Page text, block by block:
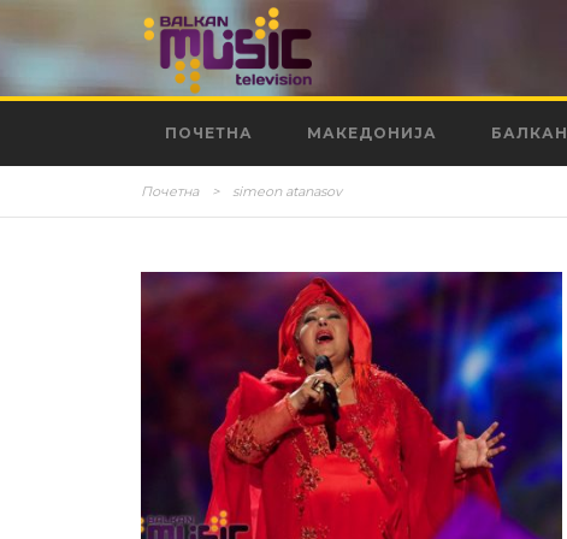
ПОЧЕТНА МАКЕДОНИЈА БАЛКАН
Почетна > simeon atanasov